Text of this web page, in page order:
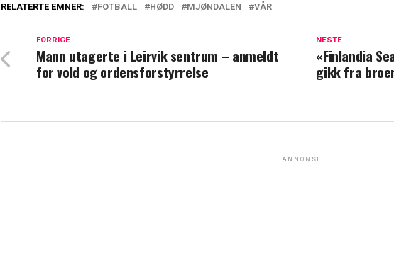
RELATERTE EMNER: FOTBALL HØDD MJØNDALEN VÅR
NESTE
«Finlandia
gikk fra
FORRIGE
Mann utagerte i Leirvik sentrum – anmeldt
for vold og ordensforstyrrelse
ANNONSE